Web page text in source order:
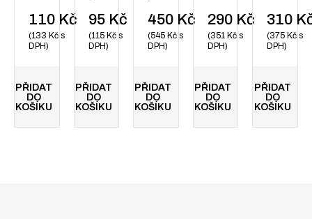
110 Kč
133 Kč s
DPH
PŘIDAT
DO
KOŠÍKU
95 Kč
115 Kčs
DPH
PŘIDAT
DO
KOŠÍKU
450 Kč
545Kč s
DPH
PŘIDAT
DO
KOŠÍKU
290 Kč
351 Kčs
DPH
PŘIDAT
DO
KOŠÍKU
310
375Kč s
DPH
PŘIDAT
DO
KOŠÍKU